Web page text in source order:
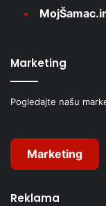
Marketing
Pogledajte našu
Marketing
Reklama